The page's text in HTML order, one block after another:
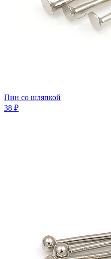
Пин со шляпкой
38 ₽